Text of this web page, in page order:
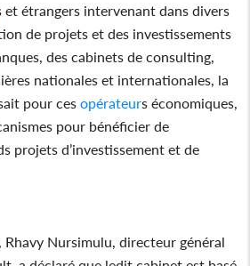
et étrangers intervenant dans divers
de projets et des investissements
des cabinets de consulting,
nationales et internationales, la
pour ces opérateurs économiques,
pour bénéficier de
projets d’investissement et de
Nursimulu, directeur général